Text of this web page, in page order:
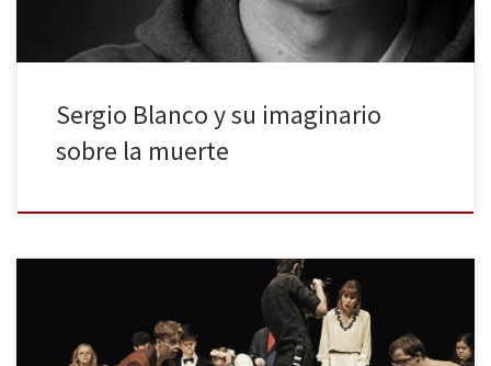
Sergio Blanco y su imaginario
sobre la muerte
Los montajes del director suizo Milo Rau que han podido verse en